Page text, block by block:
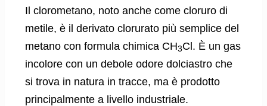
Il clorometano, noto anche come cloruro di
metile, è il derivato clorurato più semplice del
metano con formula chimica CH3Cl. È un gas
incolore con un debole odore dolciastro che
si trova in natura in tracce, ma è prodotto
principalmente a livello industriale.